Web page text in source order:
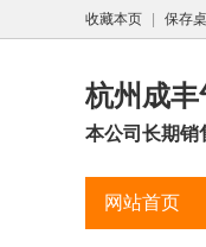
收藏本页 保存
杭州成丰
本公司长期销
网站首页